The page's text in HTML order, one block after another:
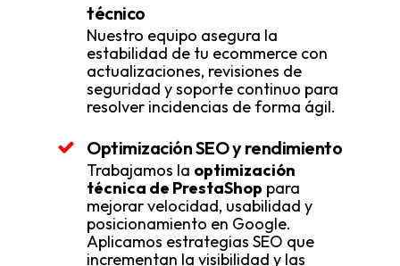
técnico
Nuestro equipo asegura la
estabilidad de tu ecommerce con
actualizaciones, revisiones de
seguridad y soporte continuo para
resolver incidencias de forma ágil.
Optimización SEO y rendimiento
Trabajamos la optimización
técnica de PrestaShop para
mejorar velocidad, usabilidad y
posicionamiento en Google.
Aplicamos estrategias SEO que
incrementan la visibilidad y las